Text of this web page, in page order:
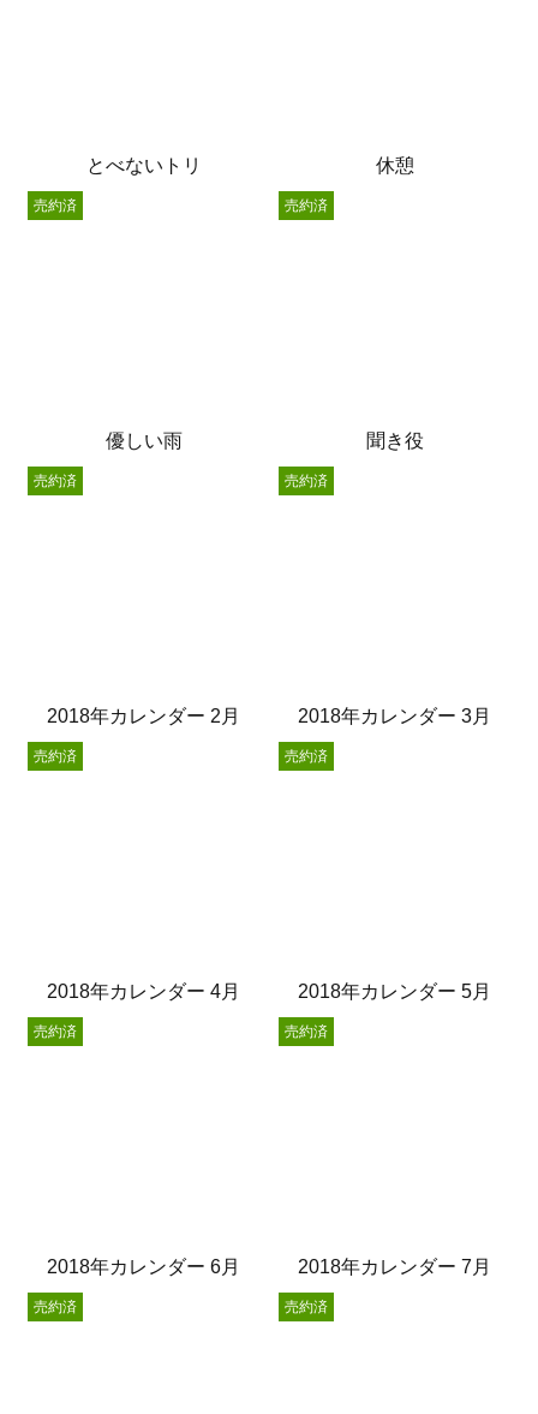
とべないトリ 休憩
優しい雨
売約済
聞き役
売約済
2018年カレンダー 2月
売約済
2018年カレンダー 3月
売約済
2018年カレンダー 4月
売約済
2018年カレンダー 5月
売約済
2018年カレンダー 6月
売約済
2018年カレンダー 7月
売約済
売約済 売約済